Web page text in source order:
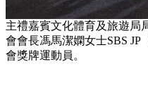
主禮嘉賓文化體育及旅遊局
會會長馮馬潔嫻女士SBS
會獎牌運動員。